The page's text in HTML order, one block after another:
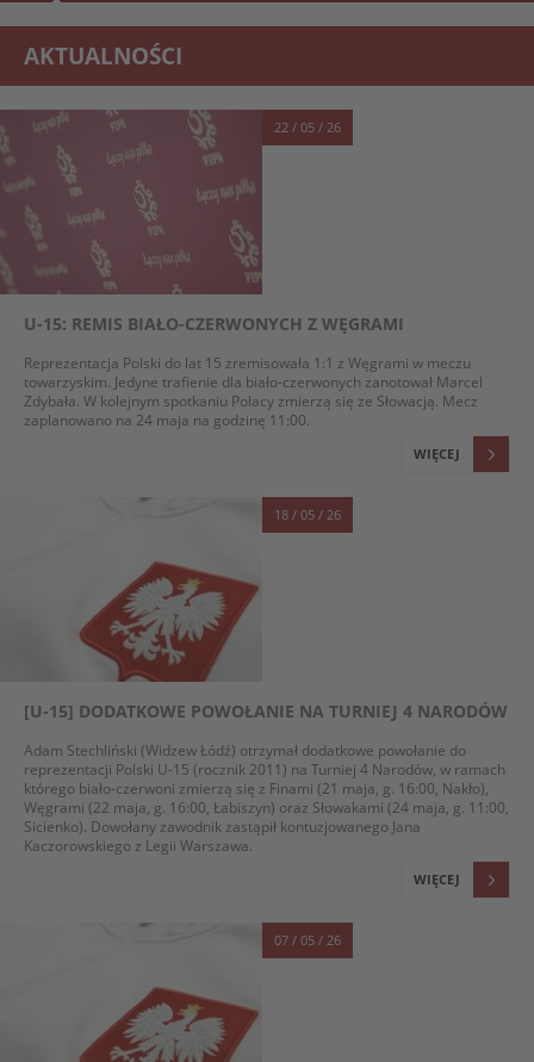
AKTUALNOŚCI
22 / 05 / 26
U-15: REMIS BIAŁO-CZERWONYCH Z WĘGRAMI
Reprezentacja Polski do lat 15 zremisowała 1:1 z Węgrami w meczu
towarzyskim. Jedyne trafienie dla biało-czerwonych zanotował Marcel
Zdybała. W kolejnym spotkaniu Polacy zmierzą się ze Słowacją. Mecz
zaplanowano na 24 maja na godzinę 11:00.
WIĘCEJ
18 / 05 / 26
[U-15] DODATKOWE POWOŁANIE NA TURNIEJ 4 NARODÓW
Adam Stechliński (Widzew Łódź) otrzymał dodatkowe powołanie do
reprezentacji Polski U-15 (rocznik 2011) na Turniej 4 Narodów, w ramach
którego biało-czerwoni zmierzą się z Finami (21 maja, g. 16:00, Nakło),
Węgrami (22 maja, g. 16:00, Łabiszyn) oraz Słowakami (24 maja, g. 11:00,
Sicienko). Dowołany zawodnik zastąpił kontuzjowanego Jana
Kaczorowskiego z Legii Warszawa.
WIĘCEJ
07 / 05 / 26